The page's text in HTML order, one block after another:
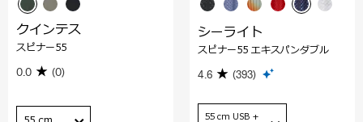
クインテス
スピナー55
0.0 (0)
シーライト
スピナー55 エキスパンダブル
4.6 (393)
55 cm USB +